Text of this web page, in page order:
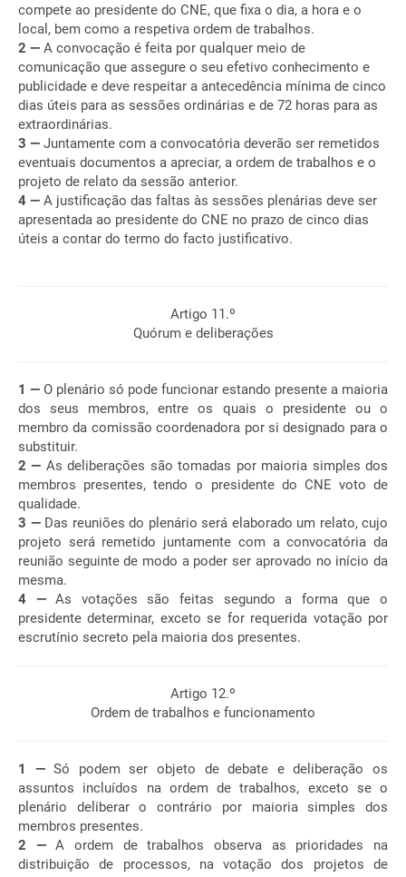
compete ao presidente do CNE, que fixa o dia, a hora e o
local, bem como a respetiva ordem de trabalhos.
2 — A convocação é feita por qualquer meio de
comunicação que assegure o seu efetivo conhecimento e
publicidade e deve respeitar a antecedência mínima de cinco
dias úteis para as sessões ordinárias e de 72 horas para as
extraordinárias.
3 — Juntamente com a convocatória deverão ser remetidos
eventuais documentos a apreciar, a ordem de trabalhos e o
projeto de relato da sessão anterior.
4 — A justificação das faltas às sessões plenárias deve ser
apresentada ao presidente do CNE no prazo de cinco dias
úteis a contar do termo do facto justificativo.
Artigo 11.º
Quórum e deliberações
1 — O plenário só pode funcionar estando presente a maioria
dos seus membros, entre os quais o presidente ou o
membro da comissão coordenadora por si designado para o
substituir.
2 — As deliberações são tomadas por maioria simples dos
membros presentes, tendo o presidente do CNE voto de
qualidade.
3 —Das reuniões do plenário será elaborado um relato, cujo
projeto será remetido juntamente com a convocatória da
reunião seguinte de modo a poder ser aprovado no início da
mesma.
4 —As votações são feitas segundo a forma que o
presidente determinar, exceto se for requerida votação por
escrutínio secreto pela maioria dos presentes.
Artigo 12.º
Ordem de trabalhos e funcionamento
1 —Só podem ser objeto de debate e deliberação os
assuntos incluídos na ordem de trabalhos, exceto se o
plenário deliberar o contrário por maioria simples dos
membros presentes.
2 —A ordem de trabalhos observa as prioridades na
distribuição de processos, na votação dos projetos de